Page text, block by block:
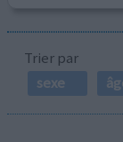
Trier par
sexe